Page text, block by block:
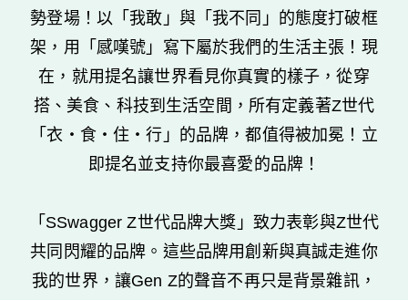
勢登場！以「我敢」與「我不同」的態度打破框
架，用「感嘆號」寫下屬於我們的生活主張！現
在，就用提名讓世界看見你真實的樣子，從穿
搭、美食、科技到生活空間，所有定義著Z世代
「衣・食・住・行」的品牌，都值得被加冕！立
即提名並支持你最喜愛的品牌！
「SSwagger Z世代品牌大獎」致力表彰與Z世代
共同閃耀的品牌。這些品牌用創新與真誠走進你
我的世界，讓Gen Z的聲音不再只是背景雜訊，